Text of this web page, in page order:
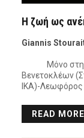
Η ζωή ως
Giannis
Μόνο στη
Βενετοκλέων
ΙΚΑ)-Λεωφόρος
READ MORE